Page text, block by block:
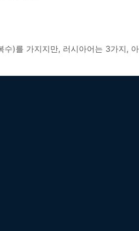
)를 가지지만, 러시아어는 3가지,